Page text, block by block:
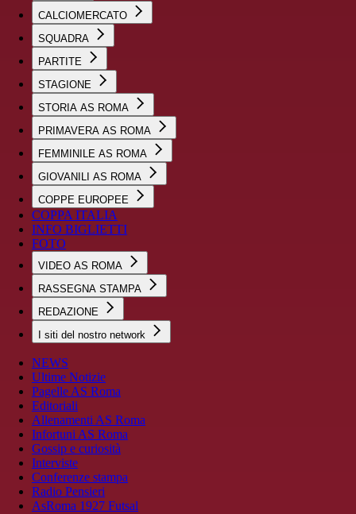
CALCIOMERCATO
SQUADRA
PARTITE
STAGIONE
STORIA AS ROMA
PRIMAVERA AS ROMA
FEMMINILE AS ROMA
GIOVANILI AS ROMA
COPPE EUROPEE
COPPA ITALIA
INFO BIGLIETTI
FOTO
VIDEO AS ROMA
RASSEGNA STAMPA
REDAZIONE
I siti del nostro network
NEWS
Ultime Notizie
Pagelle AS Roma
Editoriali
Allenamenti AS Roma
Infortuni AS Roma
Gossip e curiosità
Interviste
Conferenze stampa
Radio Pensieri
AsRoma 1927 Futsal